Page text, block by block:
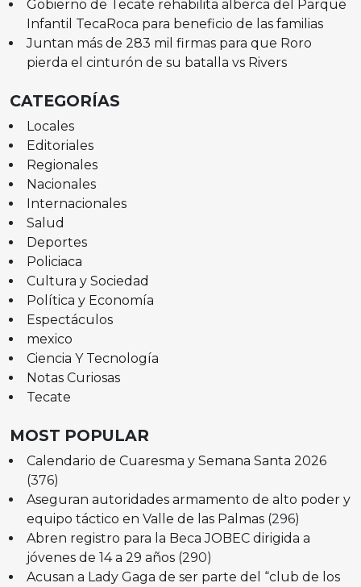
Gobierno de Tecate rehabilita alberca del Parque
Infantil TecaRoca para beneficio de las familias
Juntan más de 283 mil firmas para que Roro
pierda el cinturón de su batalla vs Rivers
CATEGORÍAS
Locales
Editoriales
Regionales
Nacionales
Internacionales
Salud
Deportes
Policiaca
Cultura y Sociedad
Política y Economía
Espectáculos
mexico
Ciencia Y Tecnología
Notas Curiosas
Tecate
MOST POPULAR
Calendario de Cuaresma y Semana Santa 2026
(376)
Aseguran autoridades armamento de alto poder y
equipo táctico en Valle de las Palmas (296)
Abren registro para la Beca JOBEC dirigida a
jóvenes de 14 a 29 años (290)
Acusan a Lady Gaga de ser parte del “club de los